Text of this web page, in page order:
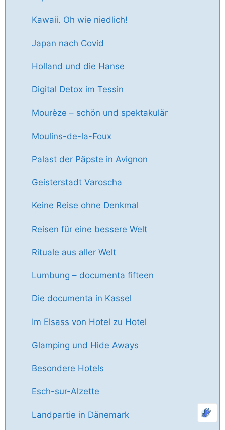
Kawaii. Oh wie niedlich!
Japan nach Covid
Holland und die Hanse
Digital Detox im Tessin
Mourèze – schön und spektakulär
Moulins-de-la-Foux
Palast der Päpste in Avignon
Geisterstadt Varoscha
Keine Reise ohne Denkmal
Reisen für eine bessere Welt
Rituale aus aller Welt
Lumbung – documenta fifteen
Die documenta in Kassel
Im Elsass von Hotel zu Hotel
Glamping und Hide Aways
Besondere Hotels
Esch-sur-Alzette
Landpartie in Dänemark